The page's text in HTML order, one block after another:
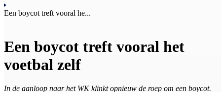
Een boycot treft vooral he...
Een boycot treft vooral het
voetbal zelf
In de aanloop naar het WK klinkt opnieuw de roep om een boycot.